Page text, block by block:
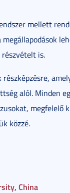
mellett
is.
alól. Minden
megfelelő
közzé.
China